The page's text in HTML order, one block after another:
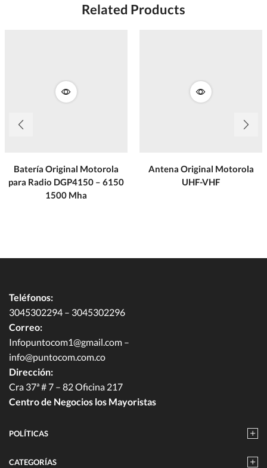
Related Products
Batería Original Motorola
para Radio DGP4150 – 6150
1500 Mha
Antena Original Motorola
UHF-VHF
Teléfonos:
3045302294 – 3045302296
Correo:
Infopuntocom1@gmail.com –
info@puntocom.com.co
Dirección:
Cra 37ª # 7 – 82 Oficina 217
Centro de Negocios los Mayoristas
POLÍTICAS
CATEGORÍAS